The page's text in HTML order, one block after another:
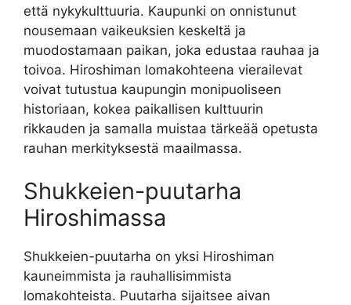
että nykykulttuuria. Kaupunki on onnistunut
nousemaan vaikeuksien keskeltä ja
muodostamaan paikan, joka edustaa rauhaa ja
toivoa. Hiroshiman lomakohteena vierailevat
voivat tutustua kaupungin monipuoliseen
historiaan, kokea paikallisen kulttuurin
rikkauden ja samalla muistaa tärkeää opetusta
rauhan merkityksestä maailmassa.
Shukkeien-puutarha
Hiroshimassa
Shukkeien-puutarha on yksi Hiroshiman
kauneimmista ja rauhallisimmista
lomakohteista. Puutarha sijaitsee aivan